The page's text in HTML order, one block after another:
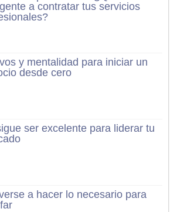
a contratar tus servicios
y mentalidad para iniciar un
desde cero
ser excelente para liderar tu
a hacer lo necesario para